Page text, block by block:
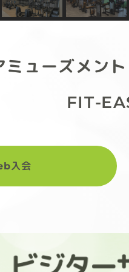
ミューズメン
FIT-
入会